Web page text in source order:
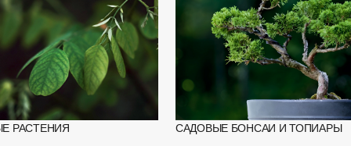
РАСТЕНИЯ САДОВЫЕ БОНСАИ И ТОПИАРЫ